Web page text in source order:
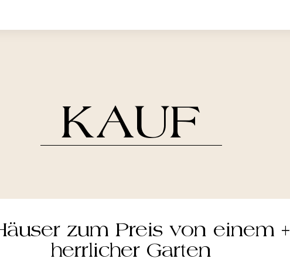
KAUF
zum Preis von einem +
herrlicher Garten